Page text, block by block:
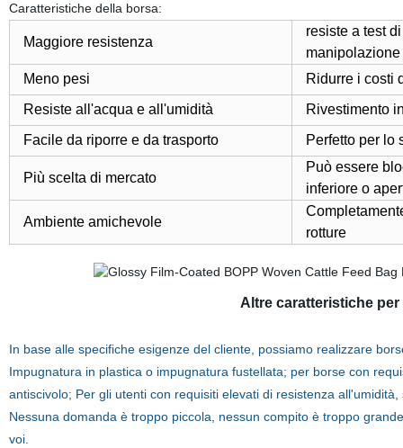
Caratteristiche della borsa:
Maggiore resistenza
resiste a test
Meno pesi
Ridurre i costi
Resiste all'acqua e all'umidità
Rivestimento
Facile da riporre e da trasporto
Perfetto per
Più scelta di mercato
Può essere
inferiore o
Ambiente amichevole
rotture
Altre caratteristiche
In base alle specifiche esigenze del cliente, possiamo realizzare
Impugnatura in plastica o impugnatura fustellata; per borse con
antiscivolo; Per gli utenti con requisiti elevati di resistenza
Nessuna domanda è troppo piccola, nessun compito è troppo
voi.